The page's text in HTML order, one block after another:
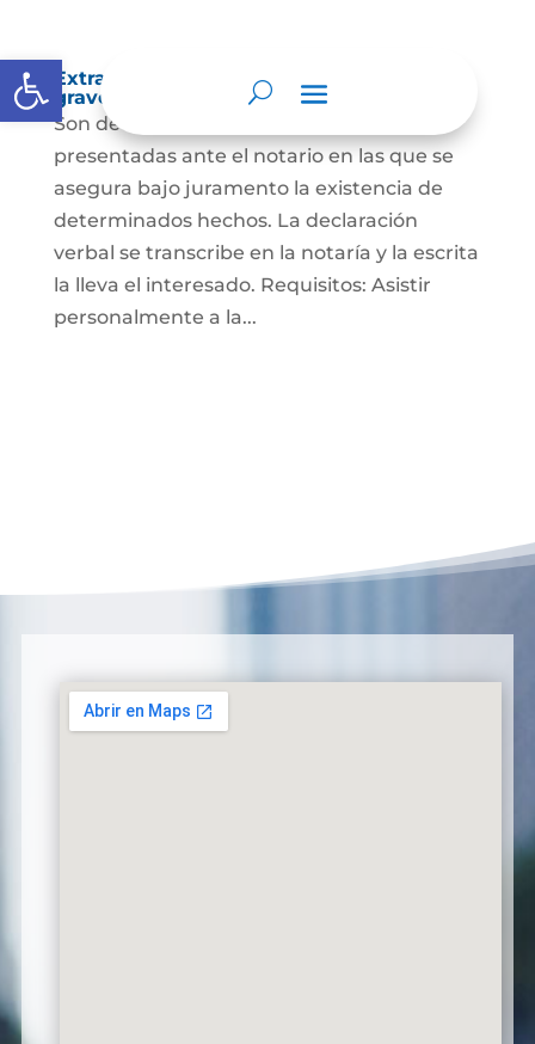
Abrir barra de herramientas
Extra-proceso o declaración bajo la
gravedad de juramento
Son declaraciones verbales o escritas
presentadas ante el notario en las que se
asegura bajo juramento la existencia de
determinados hechos. La declaración
verbal se transcribe en la notaría y la escrita
la lleva el interesado. Requisitos: Asistir
personalmente a la...